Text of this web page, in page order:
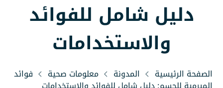
دليل شامل للفوائد
والاستخدامات
الصفحة الرئيسية المدونة معلومات صحية فوائد